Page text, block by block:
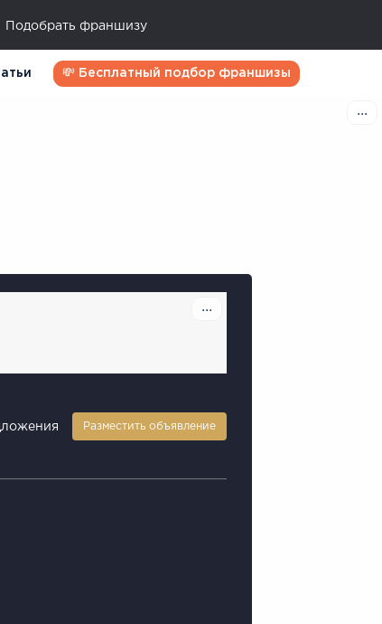
Подобрать франшизу
💸 Бесплатный подбор франшизы
Разместить объявление